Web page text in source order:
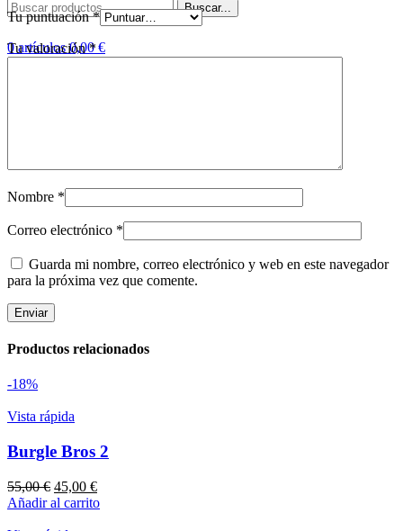
Buscar...
0artículos 0,00€
Tu puntuación*
Tu valoración*
Nombre *
Correo electrónico *
Guarda mi nombre, correo electrónico y web en este navegador
para la próxima vez que comente.
Productos relacionados
-18%
Vista rápida
Burgle Bros 2
55,00€ 45,00 €
Añadir al carrito